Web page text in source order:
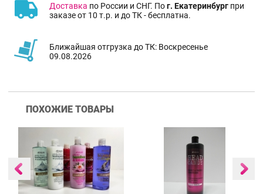
Доставка по России и СНГ. Пог. Екатеринбург при
заказе от 10 т.р. и до ТК - бесплатна.
Ближайшая отгрузка до ТК: Воскресенье
09.08.2026
ПОХОЖИЕ ТОВАРЫ